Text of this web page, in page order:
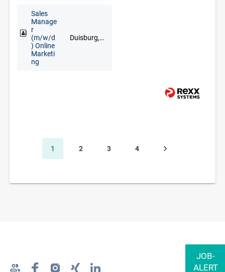
Sales
Manage
r
(m/w/d
) Online
Marketi
ng
Duisburg, Düsseldorf, Erkelenz, Kleve, Krefeld, Langenfeld, Mönchengladbach, Mülheim an der Ruhr, Wesel, Wuppertal
1 2 3 4